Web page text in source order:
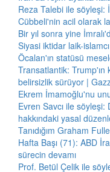
Reza Talebi ile söyleşi:
Cübbeli'nin acil olarak
Bir yıl sonra yine
Siyasi iktidar laik-
Öcalan'ın statüsü
Transatlantik:
belirsizlik sürüyor |
Ekrem İmamoğlu'nu
Evren Savcı ile
hakkındaki yasal
Tanıdığım Graham
Hafta Başı (71): ABD
sürecin devamı
Prof. Betül Çelik ile